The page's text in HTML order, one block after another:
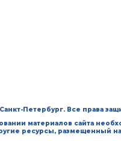
Петербург. Все права
материалов сайта
ресурсы, размещенный